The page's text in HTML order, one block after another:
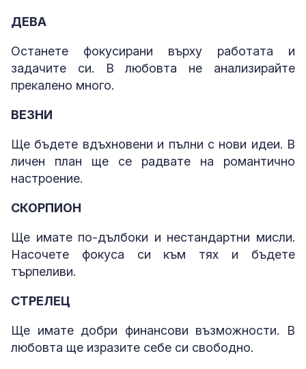
ДЕВА
Останете фокусирани върху работата и
задачите си. В любовта не анализирайте
прекалено много.
ВЕЗНИ
Ще бъдете вдъхновени и пълни с нови идеи. В
личен план ще се радвате на романтично
настроение.
СКОРПИОН
Ще имате по-дълбоки и нестандартни мисли.
Насочете фокуса си към тях и бъдете
търпеливи.
СТРЕЛЕЦ
Ще имате добри финансови възможности. В
любовта ще изразите себе си свободно.